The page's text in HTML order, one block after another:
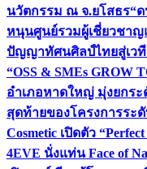
นวัตกรรม ณ จ.ยโสธร“
หนุนศูนย์รวมผู้เชี่ยวชา
ปัญญาทัศนศิลป์ไทยสู่เว
“OSS & SMEs GROW
อำเภอหาดใหญ่ มุ่งยกระ
สุดท้ายของโครงการระ
Cosmetic เปิดตัว
4EVE นั่งแท่น Face of